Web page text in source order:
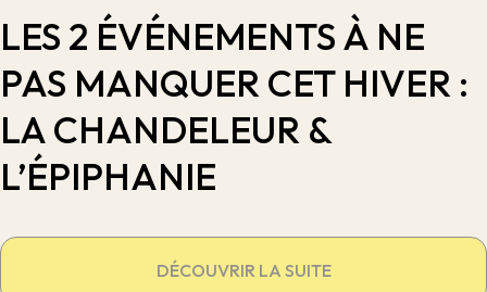
LES 2 ÉVÉNEMENTS À NE
PAS MANQUER CET HIVER :
LA CHANDELEUR &
L’ÉPIPHANIE
DÉCOUVRIR LA SUITE